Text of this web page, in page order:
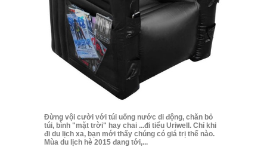
Đừng vội cười với túi uống nước di động, chăn bỏ
túi, bình "mặt trời" hay chai ...đi tiểu Uriwell. Chỉ khi
đi du lịch xa, bạn mới thấy chúng có giá trị thế nào.
Mùa du lịch hè 2015 đang tới,...